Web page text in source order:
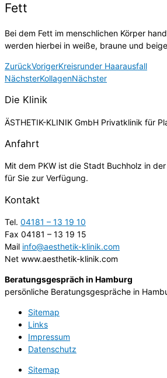
Fett
Bei dem Fett im menschlichen Körper
werden hierbei in weiße, braune und
ZurückVorigerKreisrunder Haarausfall
NächsterKollagenNächster
Die Klinik
ÄSTHETIK-KLINIK GmbH Privatklinik für
Anfahrt
Mit dem PKW ist die Stadt Buchholz in
für Sie zur Verfügung.
Kontakt
Tel. 04181 – 13 19 10
Fax 04181 – 13 19 15
Mail info@aesthetik-klinik.com
Net www.aesthetik-klinik.com
Beratungsgespräch in Hamburg
persönliche Beratungsgespräche in
Sitemap
Links
Impressum
Datenschutz
Sitemap